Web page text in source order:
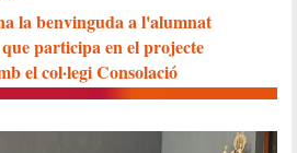
la benvinguda a l'alumnat
participa en el projecte
el col·legi Consolació